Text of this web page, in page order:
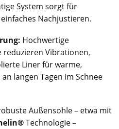
System sorgt für
Nachjustieren.
Hochwertige
reduzieren Vibrationen,
Liner für warme,
langen Tagen im Schnee
Außensohle – etwa mit
Technologie –